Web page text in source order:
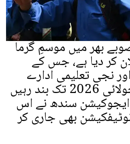
بھر میں موسمِ گرما
کر دیا ہے، جس کے
نجی تعلیمی ادارے
یکم جون سے 31 جولائی 2026 تک بند رہیں
سندھ نے اس
بھی جاری کر